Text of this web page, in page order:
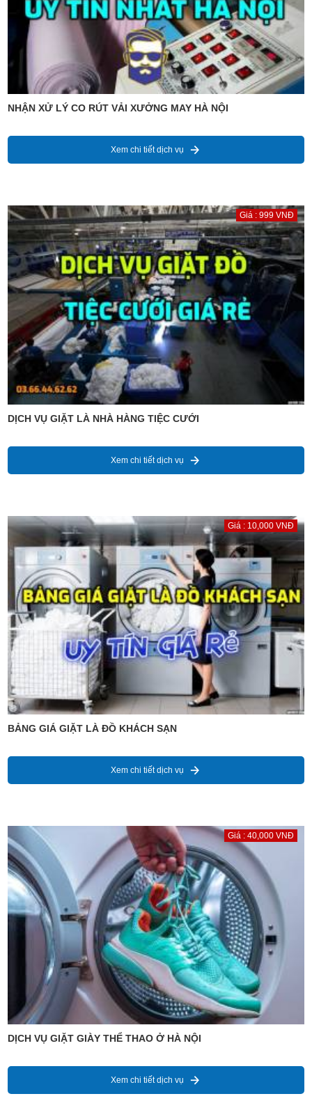
NHẬN XỬ LÝ CO RÚT VẢI XƯỞNG MAY HÀ NỘI
Xem chi tiết dịch vụ
Giá : 999 VNĐ
DỊCH VỤ GIẶT LÀ NHÀ HÀNG TIỆC CƯỚI
Xem chi tiết dịch vụ
Giá : 10,000 VNĐ
BẢNG GIÁ GIẶT LÀ ĐỒ KHÁCH SẠN
Xem chi tiết dịch vụ
Giá : 40,000 VNĐ
DỊCH VỤ GIẶT GIÀY THỂ THAO Ở HÀ NỘI
Xem chi tiết dịch vụ